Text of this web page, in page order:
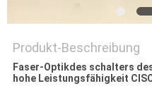
Produkt-Beschreibung
Faser-Optikdes schalters
hohe Leistungsfähigkeit